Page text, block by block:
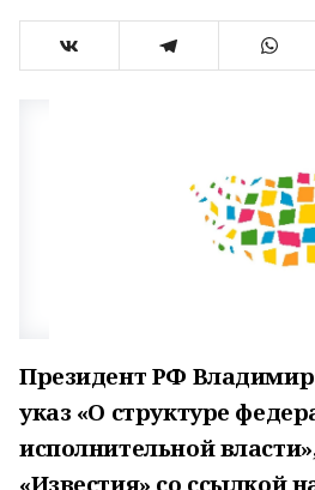
Президент РФ
указ «О структуре
исполнительной
«Известия» со ссылкой